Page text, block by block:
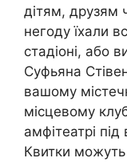
дітям, друзям
негоду їхали
стадіоні, або
Суфьяна
вашому
місцевому
амфітеатрі
Квитки